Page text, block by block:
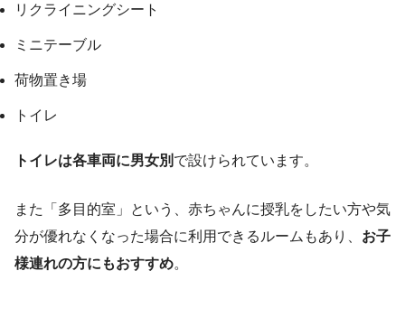
リクライニングシート
ミニテーブル
荷物置き場
トイレ
トイレは各車両に男女別 で設けられています。
また「多目的室」という、赤ちゃんに授乳をしたい方や気
分が優れなくなった場合に利用できるルームもあり、 お子
様連れの方にもおすすめ。